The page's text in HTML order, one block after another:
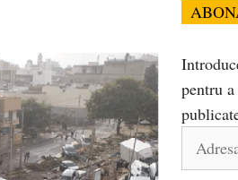
pentru
Adresa